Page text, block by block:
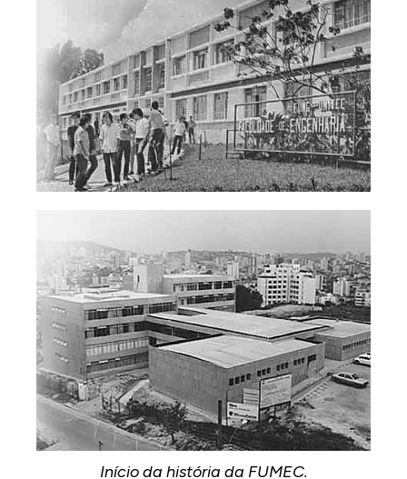
Início da história da FUMEC.